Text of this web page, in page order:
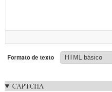
Formato de texto
CAPTCHA